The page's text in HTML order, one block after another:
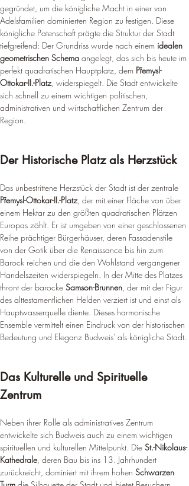
gegründet, um die königliche Macht in einer von
Adelsfamilien dominierten Region zu festigen. Diese
königliche Patenschaft prägte die Struktur der Stadt
tiefgreifend: Der Grundriss wurde nach einem idealen
geometrischen Schema angelegt, das sich bis heute im
perfekt quadratischen Hauptplatz, dem Přemysl-
Ottokar-II.-Platz, widerspiegelt. Die Stadt entwickelte
sich schnell zu einem wichtigen politischen,
administrativen und wirtschaftlichen Zentrum der
Region.
Der Historische Platz als Herzstück
Das unbestrittene Herzstück der Stadt ist der zentrale
Přemysl-Ottokar-II.-Platz, der mit einer Fläche von über
einem Hektar zu den größten quadratischen Plätzen
Europas zählt. Er ist umgeben von einer geschlossenen
Reihe prächtiger Bürgerhäuser, deren Fassadenstile
von der Gotik über die Renaissance bis hin zum
Barock reichen und die den Wohlstand vergangener
Handelszeiten widerspiegeln. In der Mitte des Platzes
thront der barocke Samson-Brunnen, der mit der Figur
des alttestamentlichen Helden verziert ist und einst als
Hauptwasserquelle diente. Dieses harmonische
Ensemble vermittelt einen Eindruck von der historischen
Bedeutung und Eleganz Budweis' als königliche Stadt.
Das Kulturelle und Spirituelle
Zentrum
Neben ihrer Rolle als administratives Zentrum
entwickelte sich Budweis auch zu einem wichtigen
spirituellen und kulturellen Mittelpunkt. Die St.-Nikolaus-
Kathedrale, deren Bau bis ins 13. Jahrhundert
zurückreicht, dominiert mit ihrem hohen Schwarzen